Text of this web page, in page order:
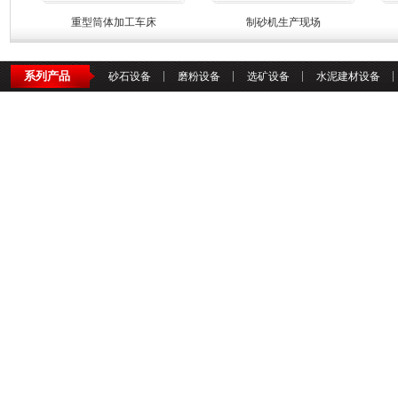
重型筒体加工车床 制砂机生产现场
系列产品 砂石设备 磨粉设备 选矿设备 水泥建材设备